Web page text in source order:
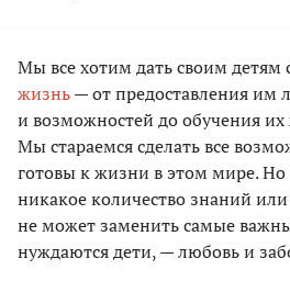
Мы все хотим дать своим детям
жизнь— от предоставления им
и возможностей до обучения
Мы стараемся сделать все
готовы к жизни в этом мире. Но
никакое количество знаний
не может заменить самые
нуждаются дети, — любовь и